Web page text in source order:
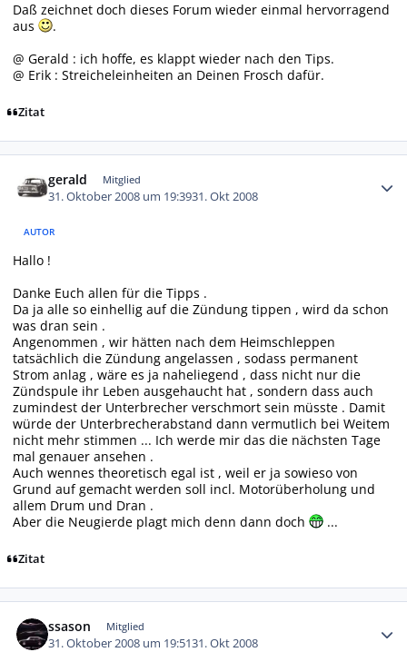
Daß zeichnet doch dieses Forum wieder einmal hervorragend
aus
.
@ Gerald : ich hoffe, es klappt wieder nach den Tips.
@ Erik : Streicheleinheiten an Deinen Frosch dafür.
Zitat
gerald Mitglied
31. Oktober 2008 um 19:3931. Okt 2008
AUTOR
Hallo !
Danke Euch allen für die Tipps .
Da ja alle so einhellig auf die Zündung tippen , wird da schon
was dran sein .
Angenommen , wir hätten nach dem Heimschleppen
tatsächlich die Zündung angelassen , sodass permanent
Strom anlag , wäre es ja naheliegend , dass nicht nur die
Zündspule ihr Leben ausgehaucht hat , sondern dass auch
zumindest der Unterbrecher verschmort sein müsste . Damit
würde der Unterbrecherabstand dann vermutlich bei Weitem
nicht mehr stimmen ... Ich werde mir das die nächsten Tage
mal genauer ansehen .
Auch wennes theoretisch egal ist , weil er ja sowieso von
Grund auf gemacht werden soll incl. Motorüberholung und
allem Drum und Dran .
Aber die Neugierde plagt mich denn dann doch
...
Zitat
ssason Mitglied
31. Oktober 2008 um 19:5131. Okt 2008